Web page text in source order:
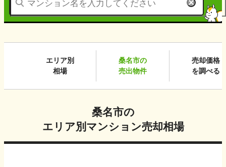
エリア別
相場
桑名市の
売出物件
売却価格
を調べる
桑名市の
エリア別マンション売却相場